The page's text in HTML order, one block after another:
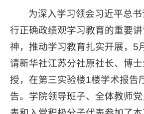
为深入学习领会习近平总
行正确政绩观学习教育的重要
神，推动学习教育扎实开展，5
请新华社江苏分社原社长、博
授，在第三实验楼1楼学术报告
告。学院领导班子、全体教师